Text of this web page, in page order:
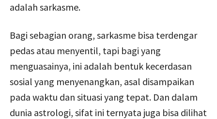
adalah sarkasme.
Bagi sebagian orang, sarkasme bisa terdengar
pedas atau menyentil, tapi bagi yang
menguasainya, ini adalah bentuk kecerdasan
sosial yang menyenangkan, asal disampaikan
pada waktu dan situasi yang tepat. Dan dalam
dunia astrologi, sifat ini ternyata juga bisa dilihat